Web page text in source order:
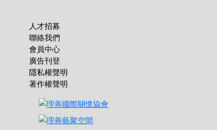
人才招募
聯絡我們
會員中心
廣告刊登
隱私權聲明
著作權聲明